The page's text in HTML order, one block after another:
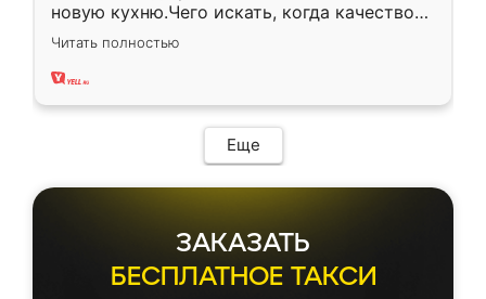
новую кухню.Чего искать, когда качеством
вполне довольна. Служит кухня уже почти
два года, нареканий нет.
Читать полностью
Еще
ЗАКАЗАТЬ
БЕСПЛАТНОЕ ТАКСИ